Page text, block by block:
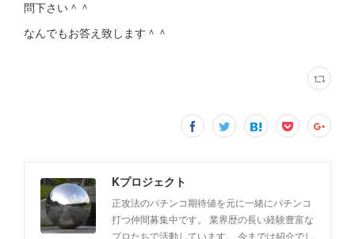
問下さい＾＾
なんでもお答え致します＾＾
Kプロジェクト
正攻法のパチンコ期待値を元に一緒にパチンコ
打つ仲間募集中です。 業界歴の長い経験豊富な
プロたちで活動しています。 今までは紹介でし